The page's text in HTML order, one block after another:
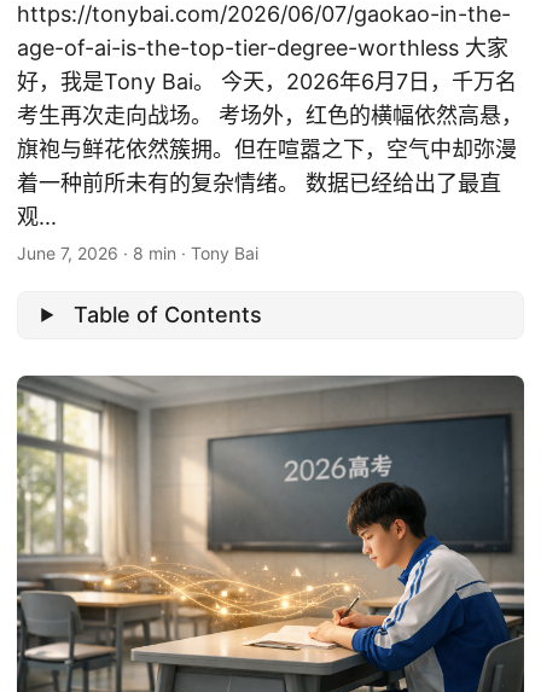
https://tonybai.com/2026/06/07/gaokao-in-the-
age-of-ai-is-the-top-tier-degree-worthless 大家
好，我是Tony Bai。 今天，2026年6月7日，千万名
考生再次走向战场。 考场外，红色的横幅依然高悬，
旗袍与鲜花依然簇拥。但在喧嚣之下，空气中却弥漫
着一种前所未有的复杂情绪。 数据已经给出了最直
观...
June 7, 2026 · 8 min · Tony Bai
Table of Contents